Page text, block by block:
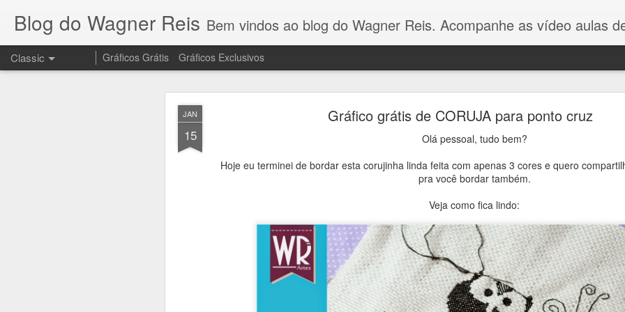
JAN
15
Gráfico grátis de CORUJA para ponto cruz
Olá pessoal, tudo bem?
Hoje eu terminei de bordar esta corujinha linda feita com apenas 3 cores e quero
pra você bordar também.
Veja como fica lindo:
Blog do Wagner Reis Bem vindos ao blog do Wagner Reis. Acompanhe as vídeo aulas de ponto cruz, dicas, gráficos para ponto cruz e
Classic Gráficos Grátis Gráficos Exclusivos
Gráfico Arvore de Natal Ponto Cruz
Olá pessoal! Como vocês estão?
Olha que lindo o gráfico dessa arvorezinhaeu fiz com apenas 3 cores
É um gráfico simples e fácil de bordar, e
toalhinhas ou panos de pratos.